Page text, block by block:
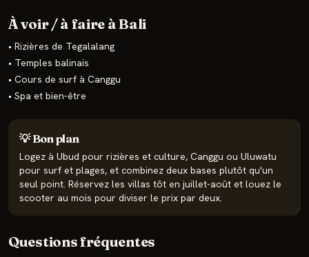
À voir / à faire àBali
• Rizières de Tegalalang
• Temples balinais
• Cours de surf à Canggu
• Spa et bien-être
💡 Bon plan
Logez à Ubud pour rizières et culture, Canggu ou Uluwatu
pour surf et plages, et combinez deux bases plutôt qu'un
seul point. Réservez les villas tôt en juillet-août et louez le
scooter au mois pour diviser le prix par deux.
Questions fréquentes